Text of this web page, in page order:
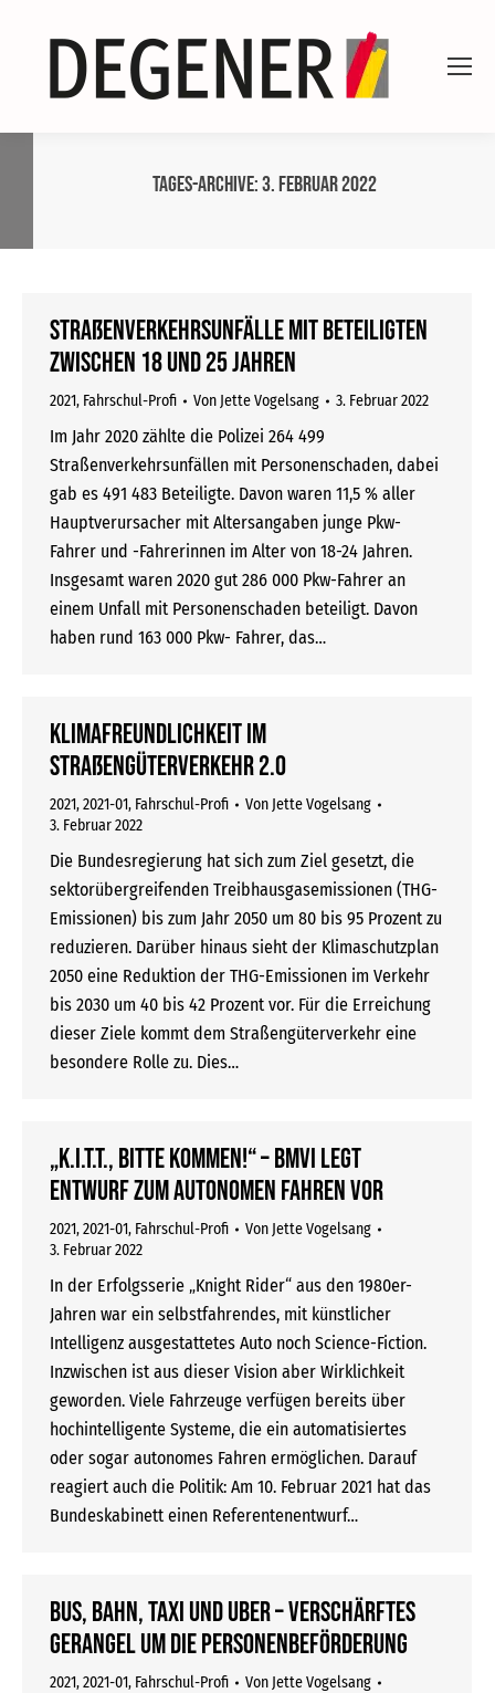
Tages-Archive:3. Februar 2022
Straßenverkehrsunfälle mit Beteiligten
zwischen 18 und 25 Jahren
2021, Fahrschul-Profi Von Jette Vogelsang 3. Februar 2022
Im Jahr 2020 zählte die Polizei 264 499
Straßenverkehrsunfällen mit Personenschaden, dabei
gab es 491 483 Beteiligte. Davon waren 11,5 % aller
Hauptverursacher mit Altersangaben junge Pkw-
Fahrer und -Fahrerinnen im Alter von 18-24 Jahren.
Insgesamt waren 2020 gut 286 000 Pkw-Fahrer an
einem Unfall mit Personenschaden beteiligt. Davon
haben rund 163 000 Pkw- Fahrer, das…
Klimafreundlichkeit im
Straßengüterverkehr 2.0
2021,2021-01, Fahrschul-Profi Von Jette Vogelsang
3. Februar 2022
Die Bundesregierung hat sich zum Ziel gesetzt, die
sektorübergreifenden Treibhausgasemissionen (THG-
Emissionen) bis zum Jahr 2050 um 80 bis 95 Prozent zu
reduzieren. Darüber hinaus sieht der Klimaschutzplan
2050 eine Reduktion der THG-Emissionen im Verkehr
bis 2030 um 40 bis 42 Prozent vor. Für die Erreichung
dieser Ziele kommt dem Straßengüterverkehr eine
besondere Rolle zu. Dies…
„K.I.T.T., bitte kommen!“ – BMVI legt
Entwurf zum autonomen Fahren vor
2021,2021-01, Fahrschul-Profi Von Jette Vogelsang
3. Februar 2022
In der Erfolgsserie „Knight Rider“ aus den 1980er-
Jahren war ein selbstfahrendes, mit künstlicher
Intelligenz ausgestattetes Auto noch Science-Fiction.
Inzwischen ist aus dieser Vision aber Wirklichkeit
geworden. Viele Fahrzeuge verfügen bereits über
hochintelligente Systeme, die ein automatisiertes
oder sogar autonomes Fahren ermöglichen. Darauf
reagiert auch die Politik: Am 10. Februar 2021 hat das
Bundeskabinett einen Referentenentwurf…
Bus, Bahn, Taxi und Uber – verschärftes
Gerangel um die Personenbeförderung
2021,2021-01, Fahrschul-Profi Von Jette Vogelsang